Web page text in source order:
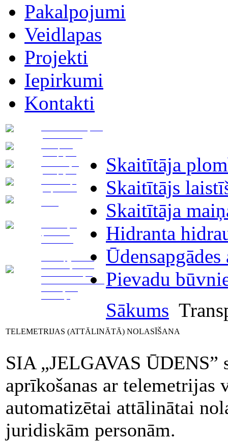
Pakalpojumi
Veidlapas
Projekti
Iepirkumi
Kontakti
Ūdensapgādes un
vietas norobežošana.
Skaitītāja
Skaitītājs
Skaitītāja
Hidranta
Pievadu
Sākums
TELEMETRIJAS (ATTĀLINĀTĀ) NOLASĪŠANA
SIA „JELGAVAS ŪDENS”
aprīkošanas ar telemetrijas
automatizētai attālinātai
juridiskām personām.